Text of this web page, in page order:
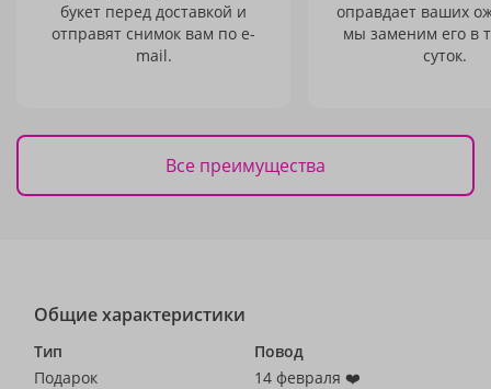
букет перед доставкой и
отправят снимок вам по e-
mail.
оправдает ваших
мы заменим его в
суток.
Все преимущества
Общие характеристики
Тип
Подарок
Повод
14 февраля ❤️